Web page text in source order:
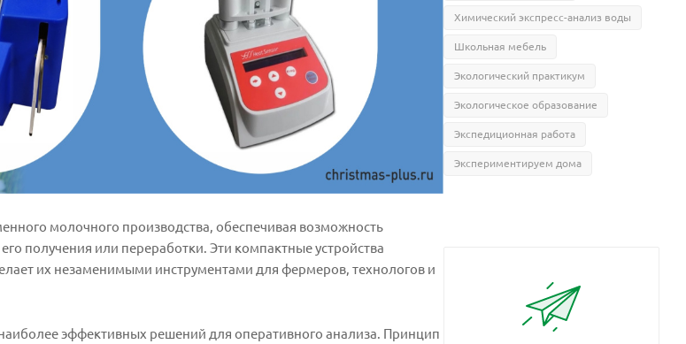
молочного производства, обеспечивая возможность
получения или переработки. Эти компактные устройства
их незаменимыми инструментами для фермеров, технологов и
эффективных решений для оперативного анализа. Принцип
Химический экспресс-анализ воды
Школьная мебель
Экологический практикум
Экологическое образование
Экспедиционная работа
Экспериментируем дома